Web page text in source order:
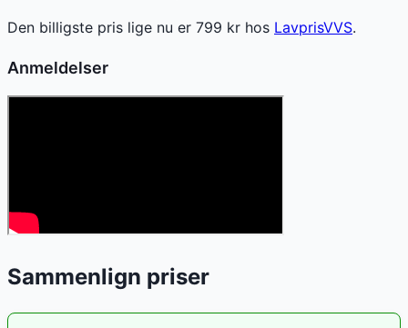
Den billigste pris lige nu er 799 kr hos LavprisVVS.
Anmeldelser
Sammenlign priser